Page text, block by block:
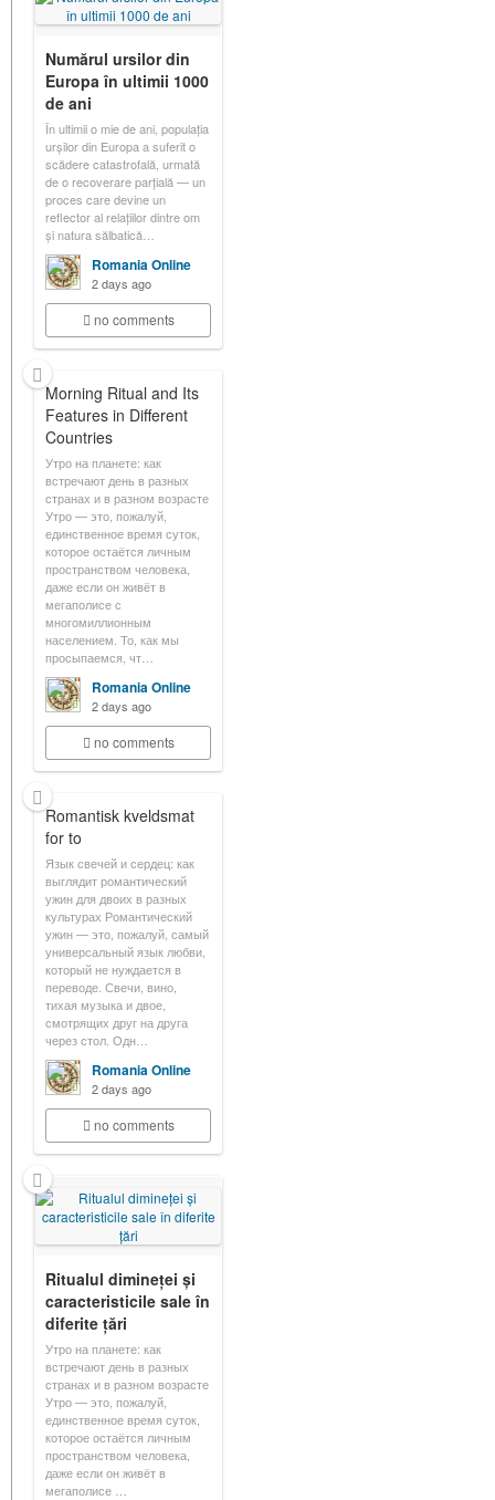
Numărul ursilor din
Europa în ultimii 1000
de ani
În ultimii o mie de ani, populația
urșilor din Europa a suferit o
scădere catastrofală, urmată
de o recoverare parțială — un
proces care devine un
reflector al relațiilor dintre om
și natura sălbatică…
Romania Online
2 days ago
no comments
Morning Ritual and Its
Features in Different
Countries
Утро на планете: как
встречают день в разных
странах и в разном возрасте
Утро — это, пожалуй,
единственное время суток,
которое остаётся личным
пространством человека,
даже если он живёт в
мегаполисе с
многомиллионным
населением. То, как мы
просыпаемся, чт…
Romania Online
2 days ago
no comments
Romantisk kveldsmat
for to
Язык свечей и сердец: как
выглядит романтический
ужин для двоих в разных
культурах Романтический
ужин — это, пожалуй, самый
универсальный язык любви,
который не нуждается в
переводе. Свечи, вино,
тихая музыка и двое,
смотрящих друг на друга
через стол. Одн…
Romania Online
2 days ago
no comments
Ritualul dimineței și
caracteristicile sale în
diferite țări
Утро на планете: как
встречают день в разных
странах и в разном возрасте
Утро — это, пожалуй,
единственное время суток,
которое остаётся личным
пространством человека,
даже если он живёт в
мегаполисе …